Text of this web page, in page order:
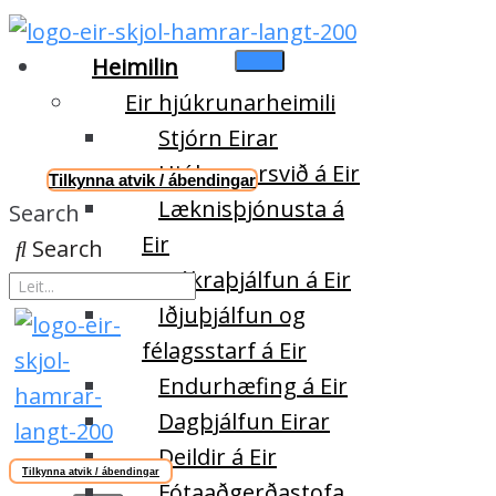
Heimilin
Eir hjúkrunarheimili
Stjórn Eirar
Hjúkrunarsvið á Eir
Læknisþjónusta á
Eir
Sjúkraþjálfun á Eir
Iðjuþjálfun og
félagsstarf á Eir
Endurhæfing á Eir
Dagþjálfun Eirar
Deildir á Eir
Tilkynna atvik / ábendingar
Search
Search
Tilkynna atvik / ábendingar